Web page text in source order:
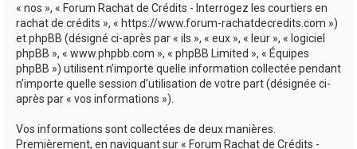
« nos », « Forum Rachat de Crédits - Interrogez les courtiers en
rachat de crédits », « https://www.forum-rachatdecredits.com »)
et phpBB (désigné ci-après par « ils », « eux », « leur », « logiciel
phpBB », « www.phpbb.com », « phpBB Limited », « Équipes
phpBB ») utilisent n’importe quelle information collectée pendant
n’importe quelle session d’utilisation de votre part (désignée ci-
après par « vos informations »).
Vos informations sont collectées de deux manières.
Premièrement, en naviguant sur « Forum Rachat de Crédits -